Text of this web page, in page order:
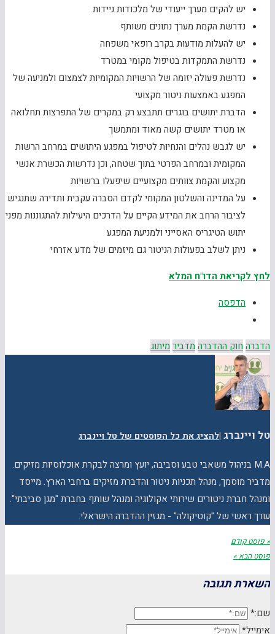
יש להקים מערך ייעודי של מלכודות ניידות
נדרשת הקמת מערך נתונים משותף
יש להעלות מודעות בקרב רופאי משפחה
נדרשת התמקדות בטיפול מקומי במטרד
נדרשת פעולה יזומה של הרשויות המקומיות לצמצום ולמניעה של
המפגע באמצעות ניטור מקצועי
הדברת יתושים בוגרים תתבצע רק במקרים של התפרצות תחלואה
או מטרד יתושים קשה מאוד ומתמשך
יש לגבש נהלים והנחיות לטיפול במפגע היתושים במרחב הרשות
המקומית ובמרחב הפרטי בתוך שטחה, וכן נדרשות הכשרת אנשי
מקצוע והקמת צוותים מקצועיים שיפעלו ברשויות
על המדינה והשלטון המקומי לקדם הסברה עקבית ותדירה שתנגיש
לציבור הרחב את המידע הקיים על הדרכים היעילות להתגוננות מפני
יתוש הטיגריס האסייני ולמניעת המפגע
ניתן לשלב בפעולות הניטור גם מיזמים של מדע אזרחי
לחץ לקריאת הדו"ח המלא
הדפסה
הדברה חוק ההדברה מדביר מיתוג
טל ויינברג |להציג את כל הפוסטים של טל ויינברג
M.A בניהול משאבי טבע וסביבה, יועץ ומרצה לבקרת אוכלוסיות מזיקים.
מדביר מוסמך, מנהל תכניות ניטור והדברת מזיקים ברחבי הארץ. מייסד
ומנהל חברת ניטורים שירותי אקולוגיה ומנהל שותף בחברת "מגן סביבתי".
עורך ראשי של "קוטיקולה" - מגזין ההדברה הישראלי.
« פוסט קודם
פוסט הבא »
השארת תגובה
שם:*
אימייל*